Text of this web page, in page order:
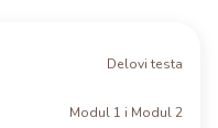
Delovi testa
Modul 1 i Modul 2